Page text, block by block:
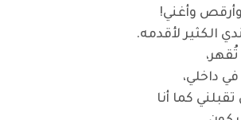
وأغني!
الكثير لأقدمه.
تُقهر،
في داخلي،
كما أنا